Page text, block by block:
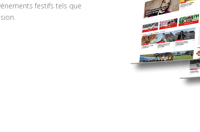
festifs tels que